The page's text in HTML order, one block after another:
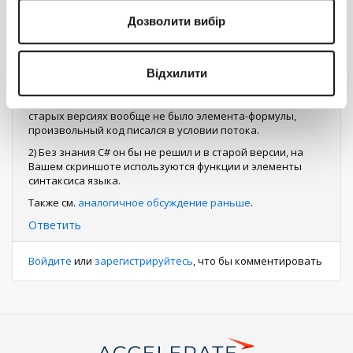
Дозволити вибір
Відхилити
Зверев Александр
14 августа 2019 17:08
1) Новый дизайнер процессов появился довольно давно.
доработками, нужно всё тестировать. Кстати, вспомнил, в
старых версиях вообще не было элемента-формулы,
произвольный код писался в условии потока.
2) Без знания C# он бы не решил и в старой версии, на
Вашем скриншоте используются функции и элементы
синтаксиса языка.
Также см. аналогичное обсуждение раньше.
Ответить
Войдите или зарегистрируйтесь , что бы комментировать